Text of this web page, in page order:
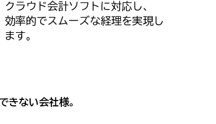
クラウド会計ソフトに対応し、
効率的でスムーズな経理を実現し
ます。
きない会社様。